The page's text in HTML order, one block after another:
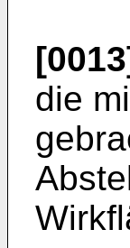
die